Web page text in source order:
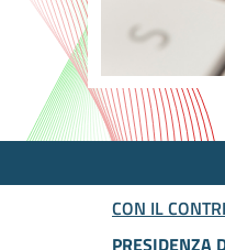
CON IL
PRESIDENZA